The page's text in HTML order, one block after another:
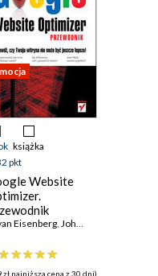
książka
pkt
Website
Eisenberg, John Quarto-vonTivadar
zł najniższa cena z 30 dni)